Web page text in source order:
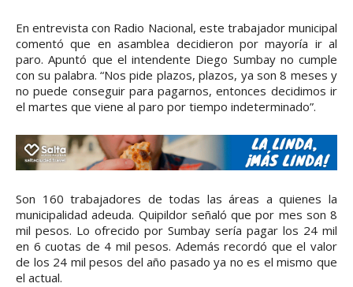
En entrevista con Radio Nacional, este trabajador municipal
comentó que en asamblea decidieron por mayoría ir al
paro. Apuntó que el intendente Diego Sumbay no cumple
con su palabra. “Nos pide plazos, plazos, ya son 8 meses y
no puede conseguir para pagarnos, entonces decidimos ir
el martes que viene al paro por tiempo indeterminado”.
Son 160 trabajadores de todas las áreas a quienes la
municipalidad adeuda. Quipildor señaló que por mes son 8
mil pesos. Lo ofrecido por Sumbay sería pagar los 24 mil
en 6 cuotas de 4 mil pesos. Además recordó que el valor
de los 24 mil pesos del año pasado ya no es el mismo que
el actual.